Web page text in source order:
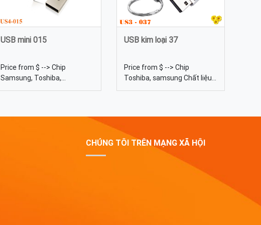
USB mini 015
Price from $ --> Chip
Samsung, Toshiba,
Kingston... Dung lượng 4gb,
với màu cà phê đặc trung tạo
USB kim loại 37
Price from $ --> Chip
Toshiba, samsung Chất liệu
Kim loại Dung lượng 4gb, 8gb,
móc khóa - Sản xuất USB kim
CHÚNG TÔI TRÊN MẠNG XÃ HỘI